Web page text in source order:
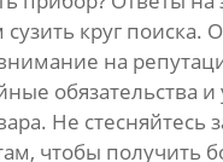
круг поиска.
на
обязательства и
Не стесняйтесь
чтобы получить